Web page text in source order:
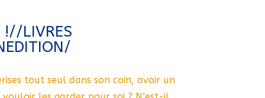
!//LIVRES
tout seul dans son coin, avoir un